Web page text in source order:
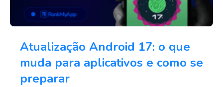
Atualização Android 17: o que
muda para aplicativos e como se
preparar